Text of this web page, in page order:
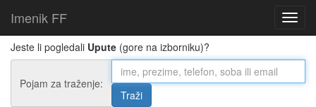
Imenik FF
Jeste li pogledali Upute (gore na izborniku)?
Pojam za traženje: